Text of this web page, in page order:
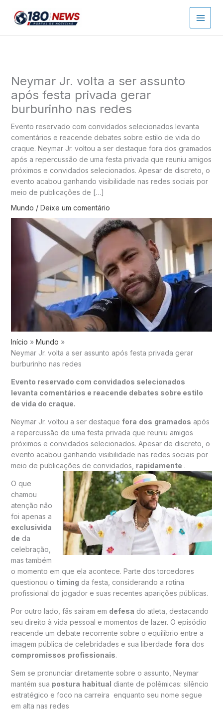
para
Neymar Jr. volta a ser assunto
após festa privada gerar
burburinho nas redes
Evento reservado com convidados selecionados levanta
comentários e reacende debates sobre estilo de vida do
craque. Neymar Jr. voltou a ser destaque fora dos gramados
após a repercussão de uma festa privada que reuniu amigos
próximos e convidados selecionados. Apesar de discreto, o
evento acabou ganhando visibilidade nas redes sociais por
meio de publicações de […]
Mundo / Deixe um comentário
Início
Mundo
Neymar Jr. volta a ser assunto após festa privada gerar
burburinho nas redes
Evento reservado com convidados selecionados
levanta comentários e reacende debates sobre estilo
de vida do craque.
Neymar Jr. voltou a ser destaque fora dos gramados após
a repercussão de uma festa privada que reuniu amigos
próximos e convidados selecionados. Apesar de discreto, o
evento acabou ganhando visibilidade nas redes sociais por
meio de publicações de convidados, rapidamente .
O que
chamou
atenção não
foi apenas a
exclusivida
de da
celebração,
mas também
o momento em que ela acontece. Parte dos torcedores
questionou o timing da festa, considerando a rotina
profissional do jogador e suas recentes aparições públicas.
Por outro lado, fãs saíram em defesa do atleta, destacando
seu direito à vida pessoal e momentos de lazer. O episódio
reacende um debate recorrente sobre o equilíbrio entre a
imagem pública de celebridades e sua liberdade fora dos
compromissos profissionais.
Sem se pronunciar diretamente sobre o assunto, Neymar
mantém sua postura habitual diante de polêmicas: silêncio
estratégico e foco na carreira enquanto seu nome segue
em alta nas redes